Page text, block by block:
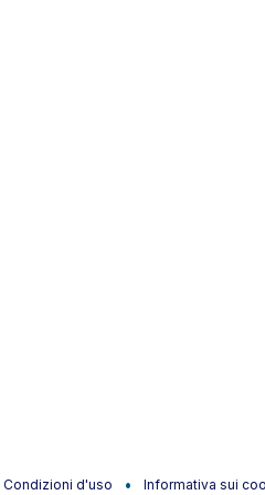
Condizioni d'uso Informativa sui